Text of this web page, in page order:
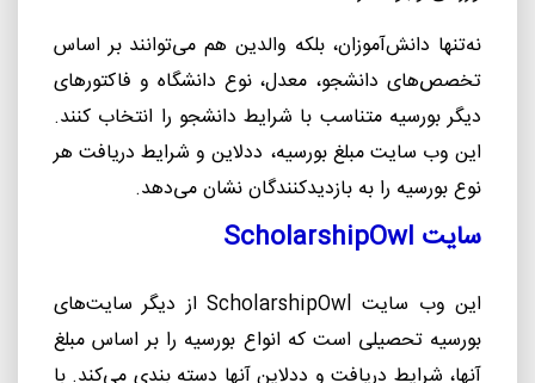
نهتنها دانشآموزان، بلکه والدین هم میتوانند بر اساس
تخصص‌های دانشجو، معدل، نوع دانشگاه و فاکتورهای
دیگر بورسیه متناسب با شرایط دانشجو را انتخاب کنند.
این وب سایت مبلغ بورسیه، ددلاین و شرایط دریافت هر
نوع بورسیه را به بازدیدکنندگان نشانمیدهد.
سایت ScholarshipOwl
این وب سایت ScholarshipOwl از دیگر سایتهای
بورسیه تحصیلی است که انواع بورسیه را بر اساس مبلغ